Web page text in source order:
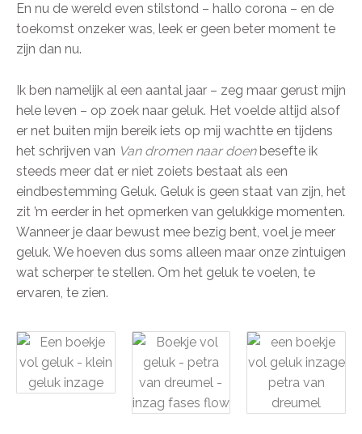
En nu de wereld even stilstond – hallo corona – en de
toekomst onzeker was, leek er geen beter moment te
zijn dan nu.
Ik ben namelijk al een aantal jaar – zeg maar gerust mijn
hele leven – op zoek naar geluk. Het voelde altijd alsof
er net buiten mijn bereik iets op mij wachtte en tijdens
het schrijven van Van dromen naar doenbesefte ik
steeds meer dat er niet zoiets bestaat als een
eindbestemming Geluk. Geluk is geen staat van zijn, het
zit ’m eerder in het opmerken van gelukkige momenten.
Wanneer je daar bewust mee bezig bent, voel je meer
geluk. We hoeven dus soms alleen maar onze zintuigen
wat scherper te stellen. Om het geluk te voelen, te
ervaren, te zien.